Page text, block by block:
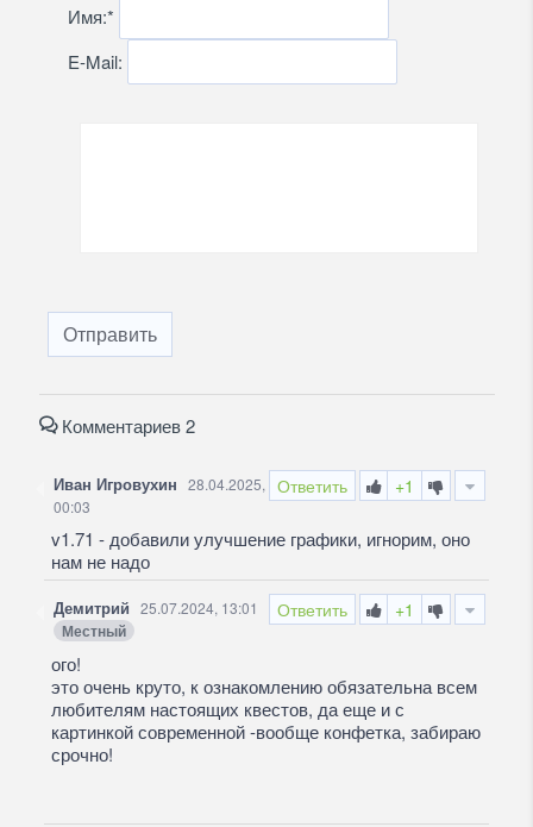
Имя:*
E-Mail:
Отправить
Комментариев 2
Ответить +1
Иван Игровухин 28.04.2025,
00:03
v1.71 - добавили улучшение графики, игнорим, оно
нам не надо
Ответить +1
Демитрий 25.07.2024, 13:01
Местный
ого!
это очень круто, к ознакомлению обязательна всем
любителям настоящих квестов, да еще и с
картинкой современной -вообще конфетка, забираю
срочно!